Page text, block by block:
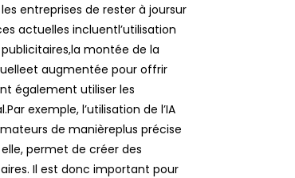
entreprises de rester à joursur
actuelles incluentl’utilisation
montée de la
augmentée pour offrir
également utiliser les
exemple, l’utilisation de l’IA
de manièreplus précise
permet de créer des
Il est donc important pour